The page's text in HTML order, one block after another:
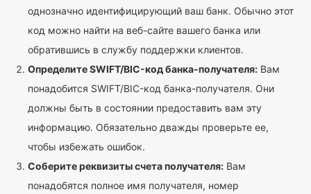
однозначно идентифицирующий ваш банк. Обычно этот
код можно найти на веб-сайте вашего банка или
обратившись в службу поддержки клиентов.
Определите SWIFT/BIC-код банка-получателя: Вам
понадобится SWIFT/BIC-код банка-получателя. Они
должны быть в состоянии предоставить вам эту
информацию. Обязательно дважды проверьте ее,
чтобы избежать ошибок.
Соберите реквизиты счета получателя: Вам
понадобятся полное имя получателя, номер